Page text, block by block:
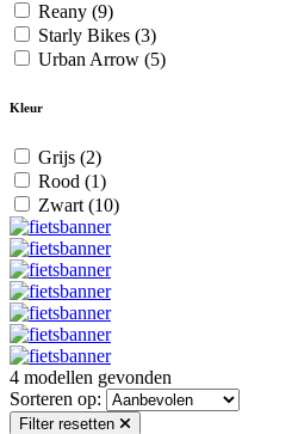
Reany (9)
Starly Bikes (3)
Urban Arrow (5)
Kleur
Grijs (2)
Rood (1)
Zwart (10)
4 modellen gevonden
Sorteren op:
Filter resetten